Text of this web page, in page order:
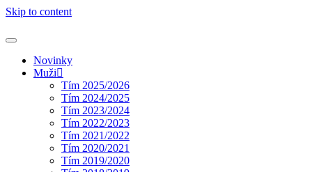
Skip to content
Novinky
Muži
Tím 2025/2026
Tím 2024/2025
Tím 2023/2024
Tím 2022/2023
Tím 2021/2022
Tím 2020/2021
Tím 2019/2020